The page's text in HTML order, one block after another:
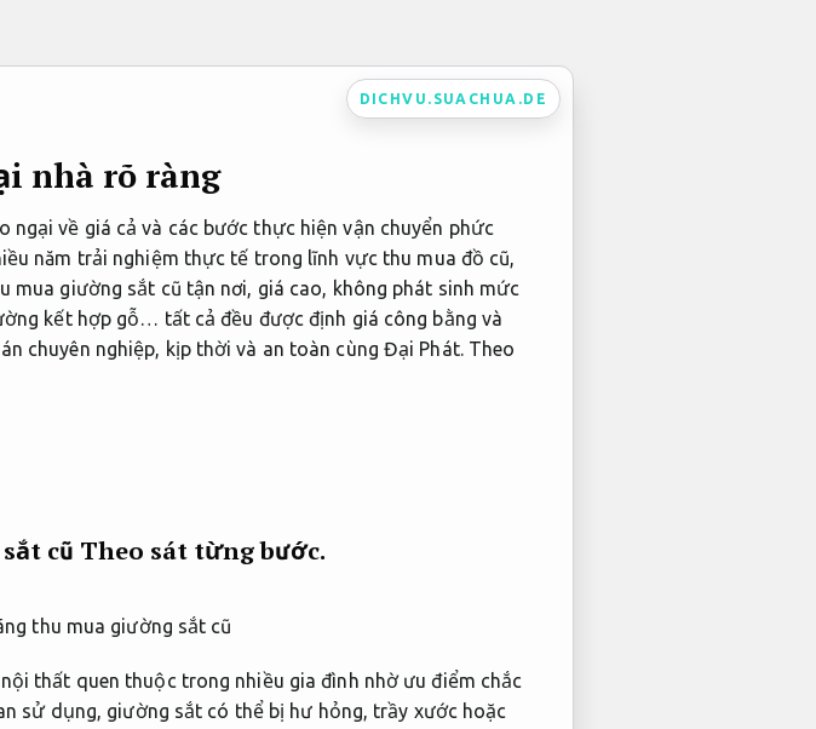
DICHVU.SUACHUA.DE
nhà rõ ràng
về giá cả và các bước thực hiện vận chuyển phức
năm trải nghiệm thực tế trong lĩnh vực thu mua đồ cũ,
giường sắt cũ tận nơi, giá cao, không phát sinh mức
kết hợp gỗ… tất cả đều được định giá công bằng và
chuyên nghiệp, kịp thời và an toàn cùng Đại Phát. Theo
cũ Theo sát từng bước.
thất quen thuộc trong nhiều gia đình nhờ ưu điểm chắc
sử dụng, giường sắt có thể bị hư hỏng, trầy xước hoặc